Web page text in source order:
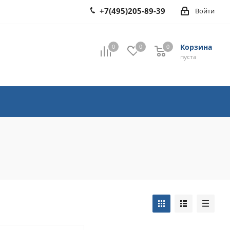
Войти
+7(495)205-89-39
0 0 Корзина
0
пуста
0